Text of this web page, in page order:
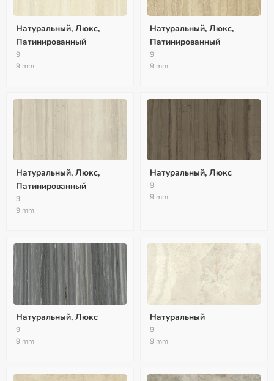
Натуральный, Люкс,
Патинированный
9
9 mm
Натуральный, Люкс,
Патинированный
9
9 mm
Натуральный, Люкс,
Патинированный
9
9 mm
Натуральный, Люкс
9
9 mm
Натуральный, Люкс
9
9 mm
Натуральный
9
9 mm